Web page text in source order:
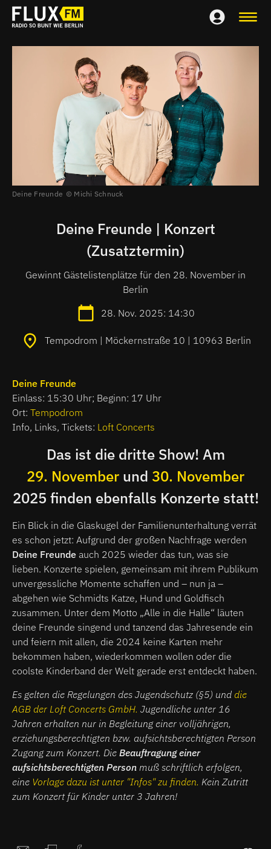
Deine Freunde Michi Schnuck
Deine Freunde | Konzert
(Zusatztermin)
Gewinnt Gästelistenplätze für den 28. November in
Berlin
28. Nov. 2025: 14:30
Tempodrom | Möckernstraße 10 | 10963 Berlin
Deine Freunde
Einlass: 15:30 Uhr; Beginn: 17 Uhr
Ort: Tempodrom
Info, Links, Tickets: Loft Concerts
Das ist die dritte Show! Am
29. November und 30. November
2025 finden ebenfalls Konzerte statt!
Ein Blick in die Glaskugel der Familienunterhaltung verrät
es schon jetzt: Aufgrund der großen Nachfrage werden
Deine Freunde auch 2025 wieder das tun, was sie
lieben. Konzerte spielen, gemeinsam mit ihrem Publikum
unvergessliche Momente schaffen und – nun ja –
abgehen wie Schmidts Katze, Hund und Goldfisch
zusammen. Unter dem Motto „Alle in die Halle“ läuten
deine Freunde singend und tanzend das Jahresende ein
und feiern mit allen, die 2024 keine Karten mehr
bekommen haben, wiederkommen wollen oder die
coolste Kinderband der Welt gerade erst entdeckt haben.
Es gelten die Regelungen des Jugendschutz (§5) und die
AGB der Loft Concerts GmbH. Jugendliche unter 16
Jahren erhalten nur in Begleitung einer volljährigen,
erziehungsberechtigten bzw. aufsichtsberechtigten Person
Zugang zum Konzert. Die Beauftragung einer
aufsichtsberechtigten Person muß schriftlich erfolgen,
eine Vorlage dazu ist unter "Infos" zu finden. Kein Zutritt
zum Konzert für Kinder unter 3 Jahren!